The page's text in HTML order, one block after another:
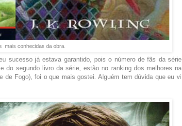
mais conhecidas da obra.
sucesso já estava garantido, pois o número de fãs da série
do segundo livro da série, estão no ranking dos melhores na
de Fogo), foi o que mais gostei. Alguém tem dúvida que eu vi